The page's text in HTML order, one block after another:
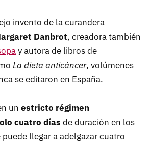
invento de la curandera
Danbrot, creadora también
y autora de libros de
La dieta anticáncer, volúmenes
se editaron en España.
un estricto régimen
cuatro días de duración en los
llegar a adelgazar cuatro